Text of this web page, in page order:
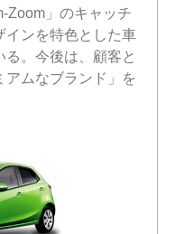
Zoom」のキャッチ
インを特色とした車
。今後は、顧客と
ムなブランド」を